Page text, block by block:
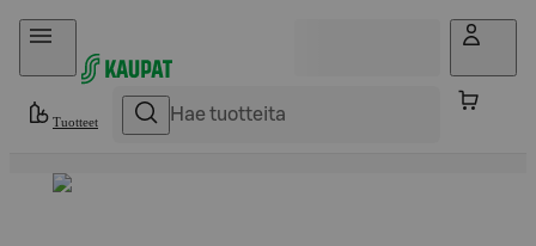
Hyppää sisältöön
Tuotteet